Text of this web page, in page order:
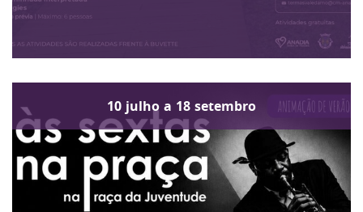
10 julho a 18 setembro